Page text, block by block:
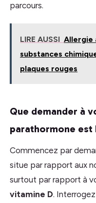
parcours.
LIRE AUSSI Allergie
substances
plaques rouges
Que demander à
parathormone est
Commencez par
situe par rapport aux
surtout par rapport à
vitamine D.